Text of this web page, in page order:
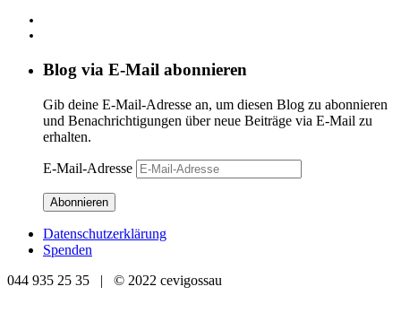
Blog via E-Mail abonnieren
Gib deine E-Mail-Adresse an, um diesen Blog zu abonnieren
und Benachrichtigungen über neue Beiträge via E-Mail zu
erhalten.
E-Mail-Adresse
Abonnieren
Datenschutzerklärung
Spenden
044 935 25 35 | © 2022 cevigossau